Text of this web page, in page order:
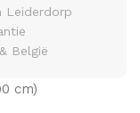
Leiderdorp
België
cm)